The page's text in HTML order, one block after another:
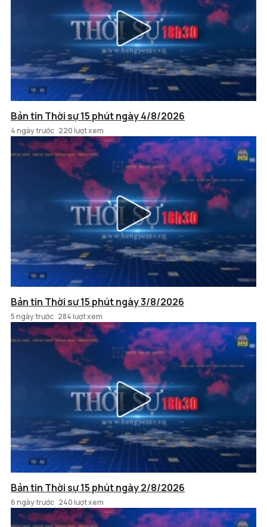
Bản tin Thời sự 15 phút ngày 4/8/2026
4 ngày trước 220 lượt xem
Bản tin Thời sự 15 phút ngày 3/8/2026
5 ngày trước 284 lượt xem
Bản tin Thời sự 15 phút ngày 2/8/2026
6 ngày trước 240 lượt xem